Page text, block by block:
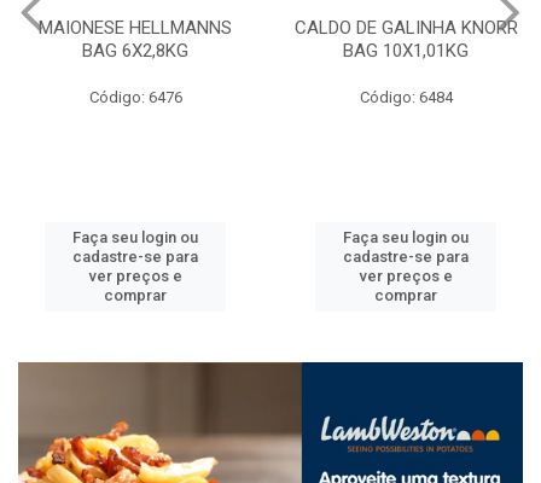
MAIONESE HELLMANNS
BAG 6X2,8KG
Código: 6476
Faça seu login ou
cadastre-se para
ver preços e
comprar
CALDO DE GALINHA KNORR
BAG 10X1,01KG
Código: 6484
Faça seu login ou
cadastre-se para
ver preços e
comprar